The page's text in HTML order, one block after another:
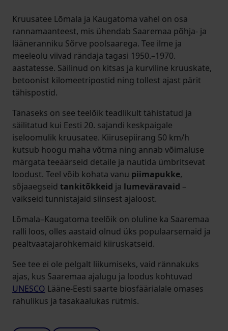
Kruusatee Lõmala ja Kaugatoma vahel on osa
rannamaanteest, mis ühendab Saaremaa põhja- ja
lääneranniku Sõrve poolsaarega. Tee ilme ja
meeleolu viivad rändaja tagasi 1950.–1970.
aastatesse. Säilinud on kitsas ja kurviline kruuskate,
betoonist kilomeetripostid ning tollest ajast pärit
tähispostid.
Tänaseks on see teelõik teadlikult tähistatud ja
säilitatud kui Eesti 20. sajandi keskpaigale
iseloomulik kruusatee. Kiirusepiirang 50 km/h
kutsub hoogu maha võtma ning annab võimaluse
märgata teeäärseid detaile ja nautida ümbritsevat
loodust. Teel võib kohata vanu piimapukke,
sõjaaegseid tankitõkkeid ja lumeväravaid –
vaikseid tunnistajaid siinsest ajaloost.
Lõmala–Kaugatoma teelõik on oluline ka Saaremaa
ralli loos, olles aastaid olnud üks populaarsemaid ja
pealtvaatajarohkemaid kiiruskatseid.
See tee ei ole pelgalt liikumiseks, vaid rännakuks
ajas, kus Saaremaa ajalugu ja loodus kohtuvad
UNESCO Lääne-Eesti saarte biosfäärialale omases
rahulikus ja tasakaalukas rütmis.